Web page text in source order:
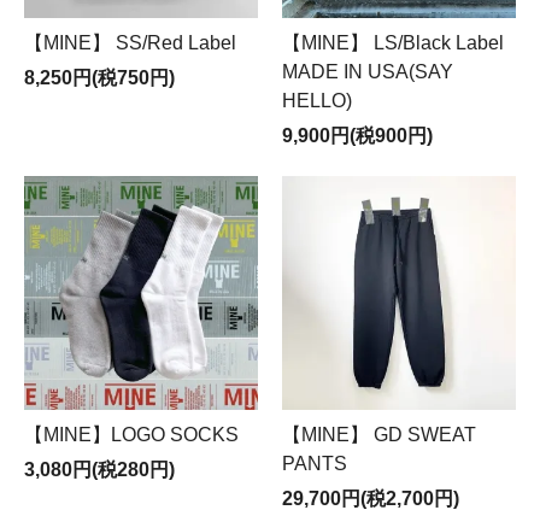
【MINE】 SS/Red Label
8,250円(税750円)
【MINE】 LS/Black Label
MADE IN USA(SAY
HELLO)
9,900円(税900円)
【MINE】LOGO SOCKS
3,080円(税280円)
【MINE】 GD SWEAT
PANTS
29,700円(税2,700円)